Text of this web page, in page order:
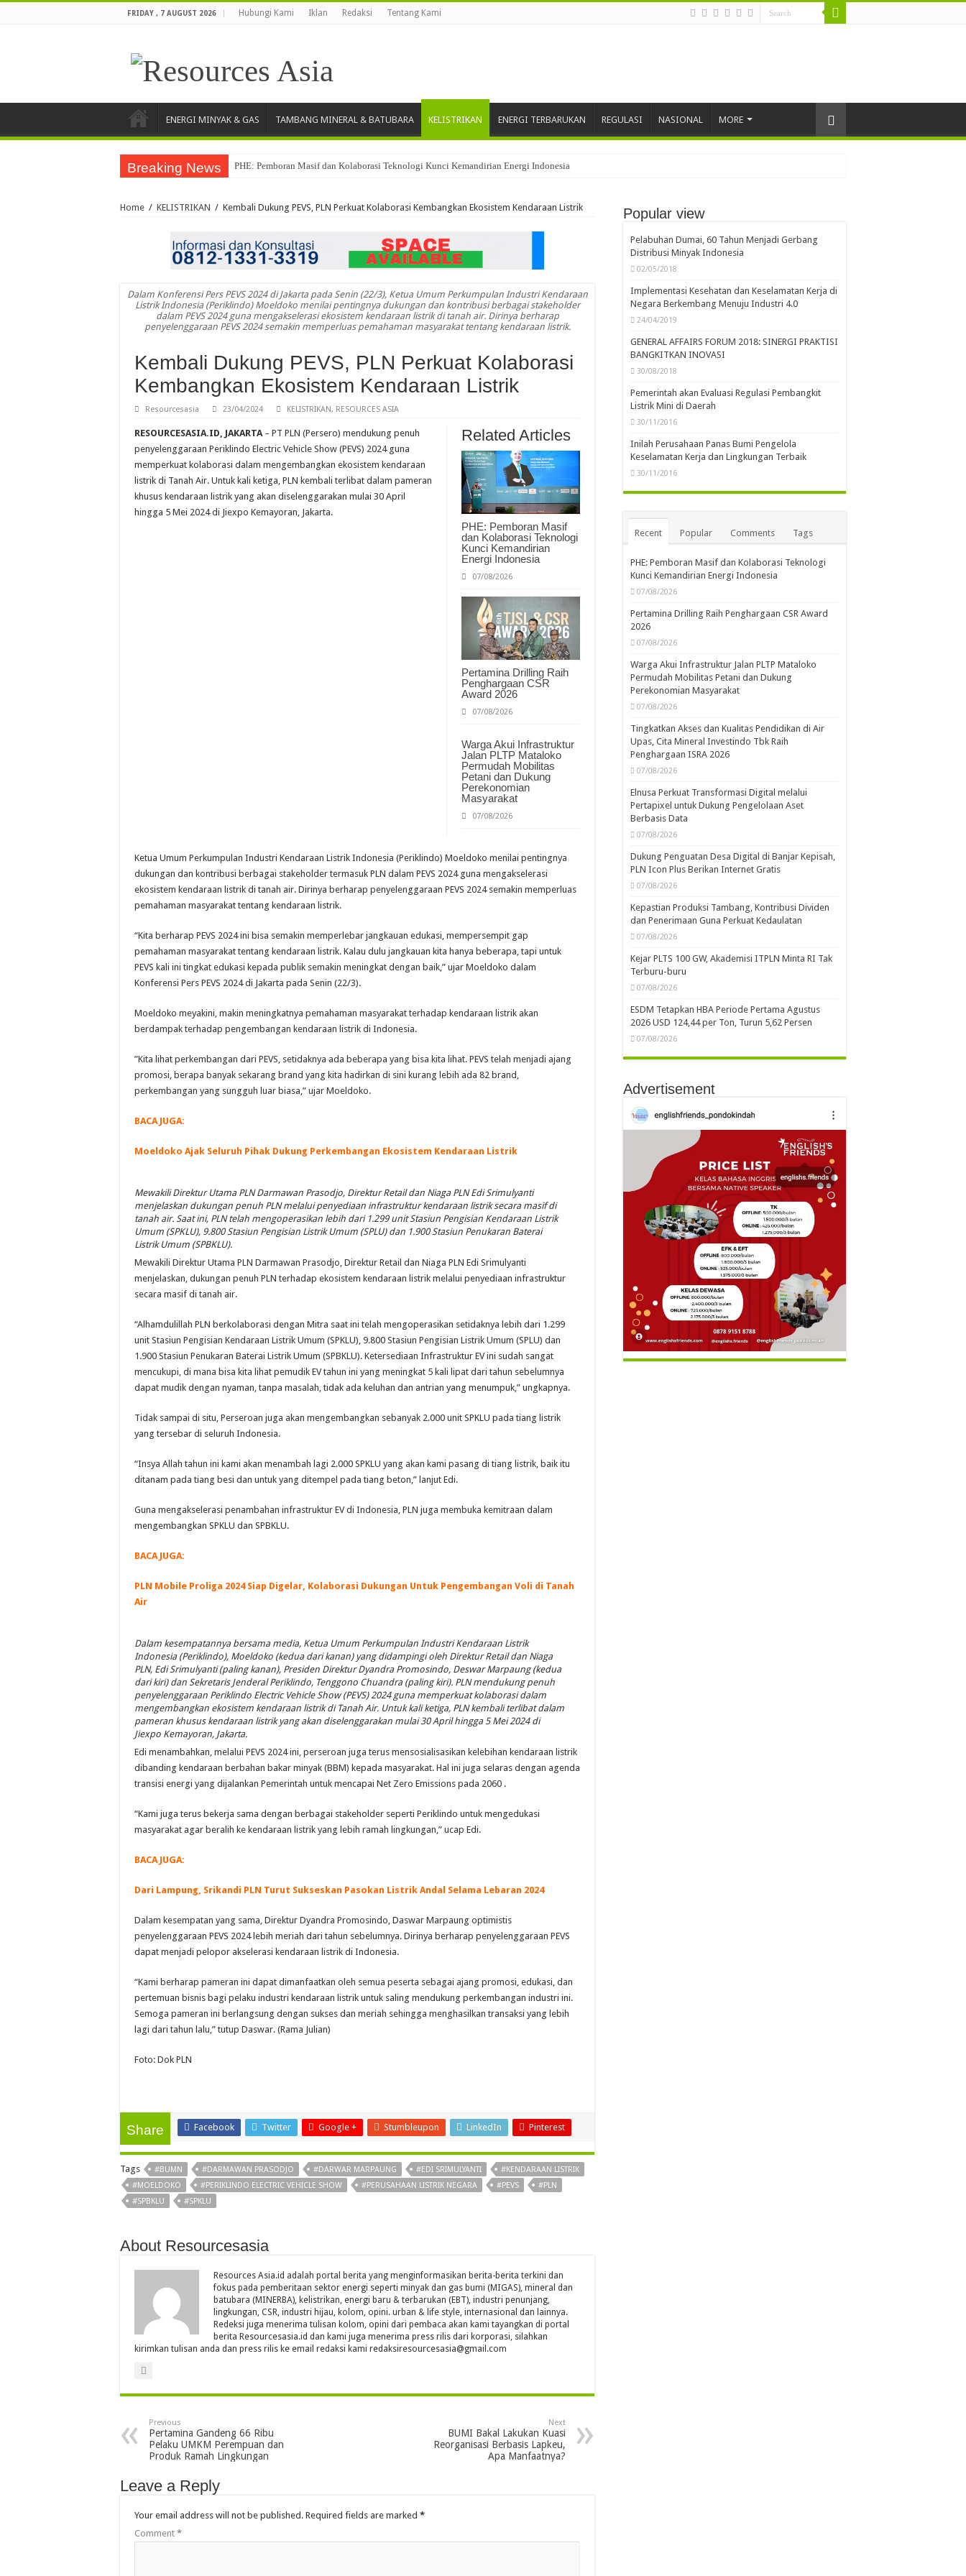
FRIDAY , 7 AUGUST 2026 Hubungi Kami Iklan Redaksi Tentang Kami
ENERGI MINYAK & GAS TAMBANG MINERAL & BATUBARA KELISTRIKAN ENERGI TERBARUKAN REGULASI NASIONAL MORE
Breaking News PHE: Pemboran Masif dan Kolaborasi Teknologi Kunci Kemandirian Energi Indonesia
Home / KELISTRIKAN / Kembali Dukung PEVS, PLN Perkuat Kolaborasi Kembangkan Ekosistem Kendaraan Listrik
Dalam Konferensi Pers PEVS 2024 di Jakarta pada Senin (22/3), Ketua Umum Perkumpulan Industri Kendaraan
Listrik Indonesia (Periklindo) Moeldoko menilai pentingnya dukungan dan kontribusi berbagai stakeholder
dalam PEVS 2024 guna mengakselerasi ekosistem kendaraan listrik di tanah air. Dirinya berharap
penyelenggaraan PEVS 2024 semakin memperluas pemahaman masyarakat tentang kendaraan listrik.
Kembali Dukung PEVS, PLN Perkuat Kolaborasi
Kembangkan Ekosistem Kendaraan Listrik
Resourcesasia 23/04/2024 KELISTRIKAN, RESOURCES ASIA
Related Articles
PHE: Pemboran Masif
dan Kolaborasi Teknologi
Kunci Kemandirian
Energi Indonesia
07/08/2026
Pertamina Drilling Raih
Penghargaan CSR
Award 2026
07/08/2026
Warga Akui Infrastruktur
Jalan PLTP Mataloko
Permudah Mobilitas
Petani dan Dukung
Perekonomian
Masyarakat
07/08/2026
RESOURCESASIA.ID, JAKARTA– PT PLN (Persero) mendukung penuh
penyelenggaraan Periklindo Electric Vehicle Show (PEVS) 2024 guna
memperkuat kolaborasi dalam mengembangkan ekosistem kendaraan
listrik di Tanah Air. Untuk kali ketiga, PLN kembali terlibat dalam pameran
khusus kendaraan listrik yang akan diselenggarakan mulai 30 April
hingga 5 Mei 2024 di Jiexpo Kemayoran, Jakarta.
Ketua Umum Perkumpulan Industri Kendaraan Listrik Indonesia (Periklindo) Moeldoko menilai pentingnya
dukungan dan kontribusi berbagai stakeholder termasuk PLN dalam PEVS 2024 guna mengakselerasi
ekosistem kendaraan listrik di tanah air. Dirinya berharap penyelenggaraan PEVS 2024 semakin memperluas
pemahaman masyarakat tentang kendaraan listrik.
“Kita berharap PEVS 2024 ini bisa semakin memperlebar jangkauan edukasi, mempersempit gap
pemahaman masyarakat tentang kendaraan listrik. Kalau dulu jangkauan kita hanya beberapa, tapi untuk
PEVS kali ini tingkat edukasi kepada publik semakin meningkat dengan baik,” ujar Moeldoko dalam
Konferensi Pers PEVS 2024 di Jakarta pada Senin (22/3).
Moeldoko meyakini, makin meningkatnya pemahaman masyarakat terhadap kendaraan listrik akan
berdampak terhadap pengembangan kendaraan listrik di Indonesia.
”Kita lihat perkembangan dari PEVS, setidaknya ada beberapa yang bisa kita lihat. PEVS telah menjadi ajang
promosi, berapa banyak sekarang brand yang kita hadirkan di sini kurang lebih ada 82 brand,
perkembangan yang sungguh luar biasa,” ujar Moeldoko.
BACA JUGA:
Moeldoko Ajak Seluruh Pihak Dukung Perkembangan Ekosistem Kendaraan Listrik
Mewakili Direktur Utama PLN Darmawan Prasodjo, Direktur Retail dan Niaga PLN Edi Srimulyanti
menjelaskan dukungan penuh PLN melalui penyediaan infrastruktur kendaraan listrik secara masif di
tanah air. Saat ini, PLN telah mengoperasikan lebih dari 1.299 unit Stasiun Pengisian Kendaraan Listrik
Umum (SPKLU), 9.800 Stasiun Pengisian Listrik Umum (SPLU) dan 1.900 Stasiun Penukaran Baterai
Listrik Umum (SPBKLU).
Mewakili Direktur Utama PLN Darmawan Prasodjo, Direktur Retail dan Niaga PLN Edi Srimulyanti
menjelaskan, dukungan penuh PLN terhadap ekosistem kendaraan listrik melalui penyediaan infrastruktur
secara masif di tanah air.
“Alhamdulillah PLN berkolaborasi dengan Mitra saat ini telah mengoperasikan setidaknya lebih dari 1.299
unit Stasiun Pengisian Kendaraan Listrik Umum (SPKLU), 9.800 Stasiun Pengisian Listrik Umum (SPLU) dan
1.900 Stasiun Penukaran Baterai Listrik Umum (SPBKLU). Ketersediaan Infrastruktur EV ini sudah sangat
mencukupi, di mana bisa kita lihat pemudik EV tahun ini yang meningkat 5 kali lipat dari tahun sebelumnya
dapat mudik dengan nyaman, tanpa masalah, tidak ada keluhan dan antrian yang menumpuk,” ungkapnya.
Tidak sampai di situ, Perseroan juga akan mengembangkan sebanyak 2.000 unit SPKLU pada tiang listrik
yang tersebar di seluruh Indonesia.
“Insya Allah tahun ini kami akan menambah lagi 2.000 SPKLU yang akan kami pasang di tiang listrik, baik itu
ditanam pada tiang besi dan untuk yang ditempel pada tiang beton,” lanjut Edi.
Guna mengakselerasi penambahan infrastruktur EV di Indonesia, PLN juga membuka kemitraan dalam
mengembangkan SPKLU dan SPBKLU.
BACA JUGA:
PLN Mobile Proliga 2024 Siap Digelar, Kolaborasi Dukungan Untuk Pengembangan Voli di Tanah
Air
Dalam kesempatannya bersama media, Ketua Umum Perkumpulan Industri Kendaraan Listrik
Indonesia (Periklindo), Moeldoko (kedua dari kanan) yang didampingi oleh Direktur Retail dan Niaga
PLN, Edi Srimulyanti (paling kanan), Presiden Direktur Dyandra Promosindo, Deswar Marpaung (kedua
dari kiri) dan Sekretaris Jenderal Periklindo, Tenggono Chuandra (paling kiri). PLN mendukung penuh
penyelenggaraan Periklindo Electric Vehicle Show (PEVS) 2024 guna memperkuat kolaborasi dalam
mengembangkan ekosistem kendaraan listrik di Tanah Air. Untuk kali ketiga, PLN kembali terlibat dalam
pameran khusus kendaraan listrik yang akan diselenggarakan mulai 30 April hingga 5 Mei 2024 di
Jiexpo Kemayoran, Jakarta.
Edi menambahkan, melalui PEVS 2024 ini, perseroan juga terus mensosialisasikan kelebihan kendaraan listrik
dibanding kendaraan berbahan bakar minyak (BBM) kepada masyarakat. Hal ini juga selaras dengan agenda
transisi energi yang dijalankan Pemerintah untuk mencapai Net Zero Emissions pada 2060 .
“Kami juga terus bekerja sama dengan berbagai stakeholder seperti Periklindo untuk mengedukasi
masyarakat agar beralih ke kendaraan listrik yang lebih ramah lingkungan,” ucap Edi.
BACA JUGA:
Dari Lampung, Srikandi PLN Turut Sukseskan Pasokan Listrik Andal Selama Lebaran 2024
Dalam kesempatan yang sama, Direktur Dyandra Promosindo, Daswar Marpaung optimistis
penyelenggaraan PEVS 2024 lebih meriah dari tahun sebelumnya. Dirinya berharap penyelenggaraan PEVS
dapat menjadi pelopor akselerasi kendaraan listrik di Indonesia.
“Kami berharap pameran ini dapat dimanfaatkan oleh semua peserta sebagai ajang promosi, edukasi, dan
pertemuan bisnis bagi pelaku industri kendaraan listrik untuk saling mendukung perkembangan industri ini.
Semoga pameran ini berlangsung dengan sukses dan meriah sehingga menghasilkan transaksi yang lebih
lagi dari tahun lalu,” tutup Daswar. (Rama Julian)
Foto: Dok PLN
Share Facebook Twitter Google + Stumbleupon LinkedIn Pinterest
Tags #BUMN #DARMAWAN PRASODJO #DARWAR MARPAUNG #EDI SRIMULYANTI
#KENDARAAN LISTRIK
#MOELDOKO
#PERIKLINDO ELECTRIC VEHICLE SHOW #PERUSAHAAN LISTRIK NEGARA #PEVS
#PLN
#SPBKLU
#SPKLU
About Resourcesasia
Resources Asia.id adalah portal berita yang menginformasikan berita-berita terkini dan
fokus pada pemberitaan sektor energi seperti minyak dan gas bumi (MIGAS), mineral dan
batubara (MINERBA), kelistrikan, energi baru & terbarukan (EBT), industri penunjang,
lingkungan, CSR, industri hijau, kolom, opini. urban & life style, internasional dan lainnya.
Redeksi juga menerima tulisan kolom, opini dari pembaca akan kami tayangkan di portal
berita Resourcesasia.id dan kami juga menerima press rilis dari korporasi, silahkan
kirimkan tulisan anda dan press rilis ke email redaksi kami redaksiresourcesasia@gmail.com
Previous
Pertamina Gandeng 66 Ribu
Pelaku UMKM Perempuan dan
Produk Ramah Lingkungan
Next
BUMI Bakal Lakukan Kuasi
Reorganisasi Berbasis Lapkeu,
Apa Manfaatnya?
Leave a Reply
Your email address will not be published. Required fields are marked *
Comment *
Popular view
Pelabuhan Dumai, 60 Tahun Menjadi Gerbang
Distribusi Minyak Indonesia
02/05/2018
Implementasi Kesehatan dan Keselamatan Kerja di
Negara Berkembang Menuju Industri 4.0
24/04/2019
GENERAL AFFAIRS FORUM 2018: SINERGI PRAKTISI
BANGKITKAN INOVASI
30/08/2018
Pemerintah akan Evaluasi Regulasi Pembangkit
Listrik Mini di Daerah
30/11/2016
Inilah Perusahaan Panas Bumi Pengelola
Keselamatan Kerja dan Lingkungan Terbaik
30/11/2016
Recent Popular Comments Tags
PHE: Pemboran Masif dan Kolaborasi Teknologi
Kunci Kemandirian Energi Indonesia
07/08/2026
Pertamina Drilling Raih Penghargaan CSR Award
2026
07/08/2026
Warga Akui Infrastruktur Jalan PLTP Mataloko
Permudah Mobilitas Petani dan Dukung
Perekonomian Masyarakat
07/08/2026
Tingkatkan Akses dan Kualitas Pendidikan di Air
Upas, Cita Mineral Investindo Tbk Raih
Penghargaan ISRA 2026
07/08/2026
Elnusa Perkuat Transformasi Digital melalui
Pertapixel untuk Dukung Pengelolaan Aset
Berbasis Data
07/08/2026
Dukung Penguatan Desa Digital di Banjar Kepisah,
PLN Icon Plus Berikan Internet Gratis
07/08/2026
Kepastian Produksi Tambang, Kontribusi Dividen
dan Penerimaan Guna Perkuat Kedaulatan
07/08/2026
Kejar PLTS 100 GW, Akademisi ITPLN Minta RI Tak
Terburu-buru
07/08/2026
ESDM Tetapkan HBA Periode Pertama Agustus
2026 USD 124,44 per Ton, Turun 5,62 Persen
07/08/2026
Advertisement